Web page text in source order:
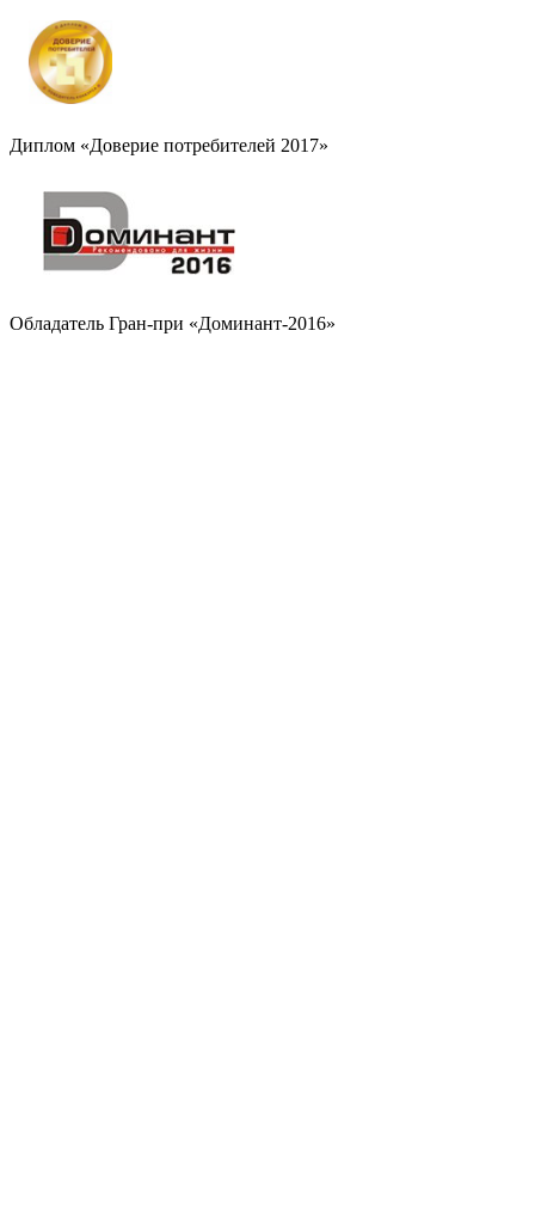
Диплом «Доверие потребителей 2017»
Обладатель Гран-при «Доминант-2016»